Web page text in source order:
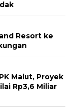
Resort ke
Malut, Proyek
Rp3,6 Miliar